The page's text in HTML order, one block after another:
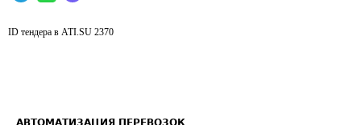
ID тендера в ATI.SU 2370
АВТОМАТИЗАЦИЯ ПЕРЕВОЗОК